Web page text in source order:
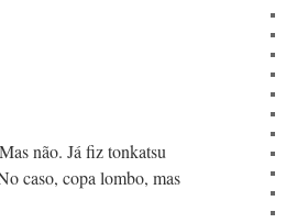
não. Já fiz tonkatsu
caso, copa lombo, mas